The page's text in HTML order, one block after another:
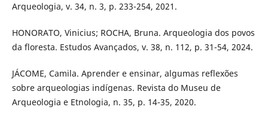
Arqueologia, v. 34, n. 3, p. 233-254, 2021.
HONORATO, Vinicius; ROCHA, Bruna. Arqueologia dos povos
da floresta. Estudos Avançados, v. 38, n. 112, p. 31-54, 2024.
JÁCOME, Camila. Aprender e ensinar, algumas reflexões
sobre arqueologias indígenas. Revista do Museu de
Arqueologia e Etnologia, n. 35, p. 14-35, 2020.